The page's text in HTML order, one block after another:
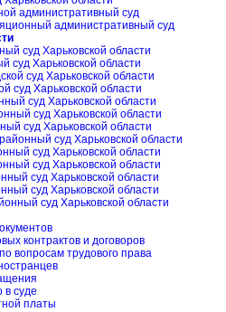
административный суд
административный суд
суд Харьковской области
суд Харьковской области
суд Харьковской области
суд Харьковской области
суд Харьковской области
суд Харьковской области
суд Харьковской области
суд Харьковской области
суд Харьковской области
суд Харьковской области
суд Харьковской области
суд Харьковской области
суд Харьковской области
контрактов и договоров
вопросам трудового права
в суде
платы